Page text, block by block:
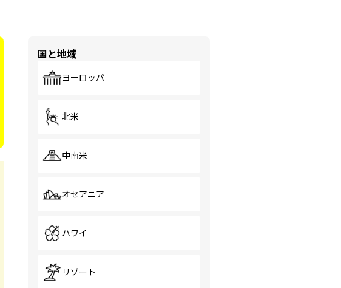
国と地域
ヨーロッパ
北米
中南米
オセアニア
ハワイ
リゾート